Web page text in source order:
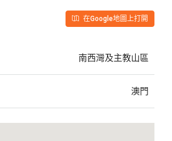
在Google地圖上打開
南西灣及主教山區
澳門